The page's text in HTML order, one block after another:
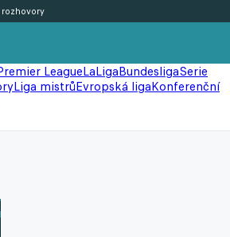
LeagueLaLigaBundesligaSerie
Liga mistrůEvropská ligaKonferenční
rozhovory